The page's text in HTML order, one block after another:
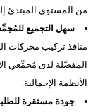
من المستوى المبتدئ
سهل التجميع
منافذ تركيب محركات
المفضّلة لدى مُجمِّعي
الأنظمة الإجمالية.
جودة مستقرة